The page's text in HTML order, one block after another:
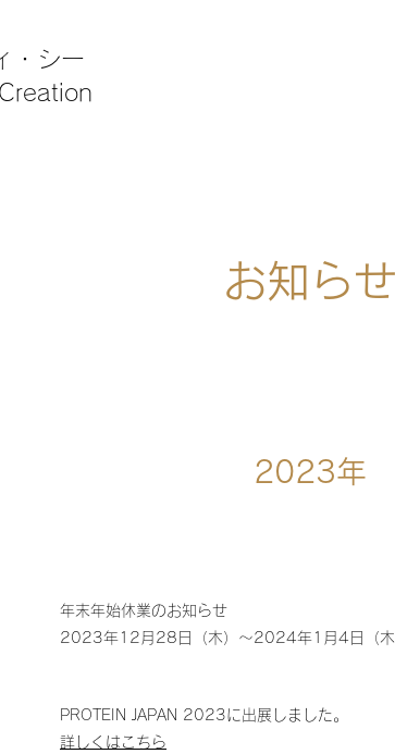
・シー
お知らせ
2023年
年末年始休業のお知らせ
2023年12月28日（木）～2024年1月4日（木
PROTEIN JAPAN 2023に出展しました。
詳しくはこちら